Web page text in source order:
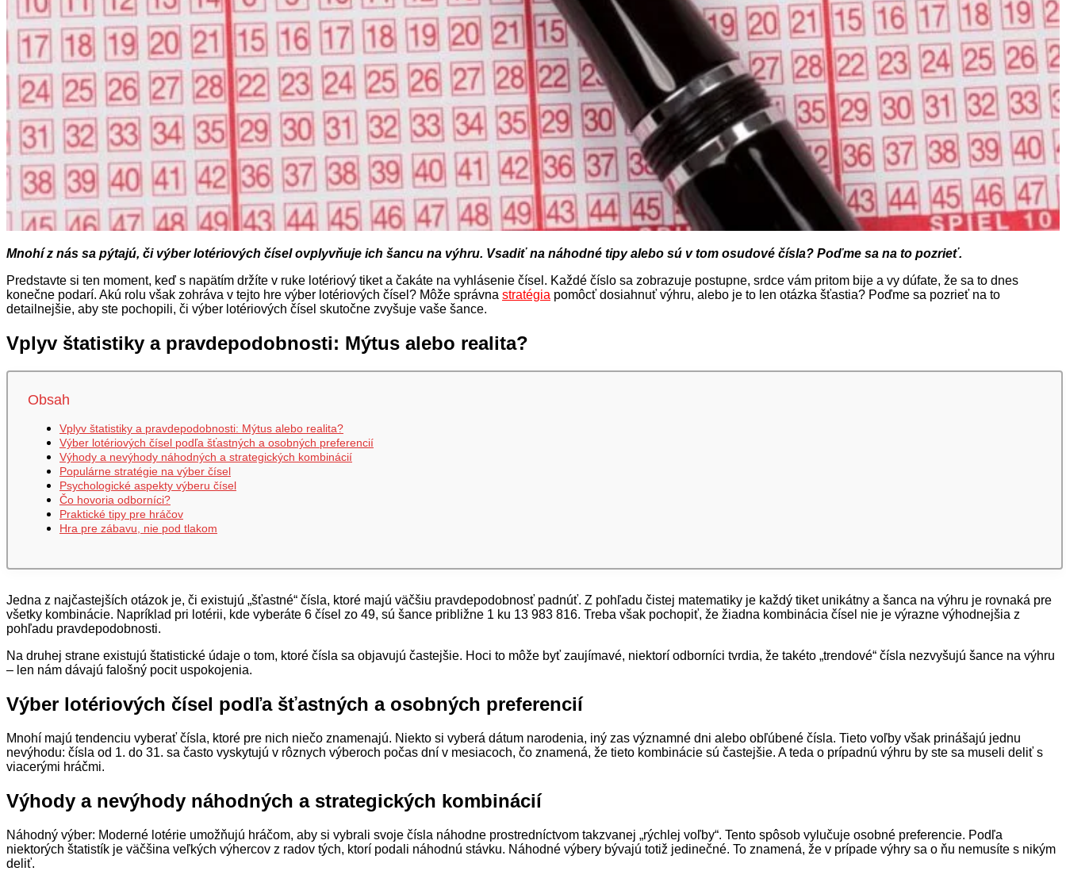
Mnohí z nás sa pýtajú, či výber lotériových čísel ovplyvňuje ich šancu na výhru. Vsadiť na náhodné tipy alebo sú v tom osudové čísla? Poďme sa na to pozrieť.
Predstavte si ten moment, keď s napätím držíte v ruke lotériový tiket a čakáte na vyhlásenie čísel. Každé číslo sa zobrazuje postupne, srdce vám pritom bije a vy dúfate, že sa to dnes
konečne podarí. Akú rolu však zohráva v tejto hre výber lotériových čísel? Môže správna stratégia pomôcť dosiahnuť výhru, alebo je to len otázka šťastia? Poďme sa pozrieť na to
detailnejšie, aby ste pochopili, či výber lotériových čísel skutočne zvyšuje vaše šance.
Vplyv štatistiky a pravdepodobnosti: Mýtus alebo realita?
Obsah
Vplyv štatistiky a pravdepodobnosti: Mýtus alebo realita?
Výber lotériových čísel podľa šťastných a osobných preferencií
Výhody a nevýhody náhodných a strategických kombinácií
Populárne stratégie na výber čísel
Psychologické aspekty výberu čísel
Čo hovoria odborníci?
Praktické tipy pre hráčov
Hra pre zábavu, nie pod tlakom
Jedna z najčastejších otázok je, či existujú „šťastné“ čísla, ktoré majú väčšiu pravdepodobnosť padnúť. Z pohľadu čistej matematiky je každý tiket unikátny a šanca na výhru je rovnaká pre
všetky kombinácie. Napríklad pri lotérii, kde vyberáte 6 čísel zo 49, sú šance približne 1 ku 13 983 816. Treba však pochopiť, že žiadna kombinácia čísel nie je výrazne výhodnejšia z
pohľadu pravdepodobnosti.
Na druhej strane existujú štatistické údaje o tom, ktoré čísla sa objavujú častejšie. Hoci to môže byť zaujímavé, niektorí odborníci tvrdia, že takéto „trendové“ čísla nezvyšujú šance na výhru
– len nám dávajú falošný pocit uspokojenia.
Výber lotériových čísel podľa šťastných a osobných preferencií
Mnohí majú tendenciu vyberať čísla, ktoré pre nich niečo znamenajú. Niekto si vyberá dátum narodenia, iný zas významné dni alebo obľúbené čísla. Tieto voľby však prinášajú jednu
nevýhodu: čísla od 1. do 31. sa často vyskytujú v rôznych výberoch počas dní v mesiacoch, čo znamená, že tieto kombinácie sú častejšie. A teda o prípadnú výhru by ste sa museli deliť s
viacerými hráčmi.
Výhody a nevýhody náhodných a strategických kombinácií
Náhodný výber: Moderné lotérie umožňujú hráčom, aby si vybrali svoje čísla náhodne prostredníctvom takzvanej „rýchlej voľby“. Tento spôsob vylučuje osobné preferencie. Podľa
niektorých štatistík je väčšina veľkých výhercov z radov tých, ktorí podali náhodnú stávku. Náhodné výbery bývajú totiž jedinečné. To znamená, že v prípade výhry sa o ňu nemusíte s nikým
deliť.